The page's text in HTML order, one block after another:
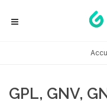
GPL, GNV,